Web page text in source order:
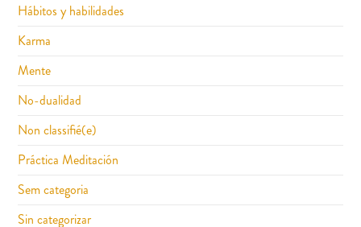
Hábitos y habilidades
Karma
Mente
No-dualidad
Non classifié(e)
Práctica Meditación
Sem categoria
Sin categorizar